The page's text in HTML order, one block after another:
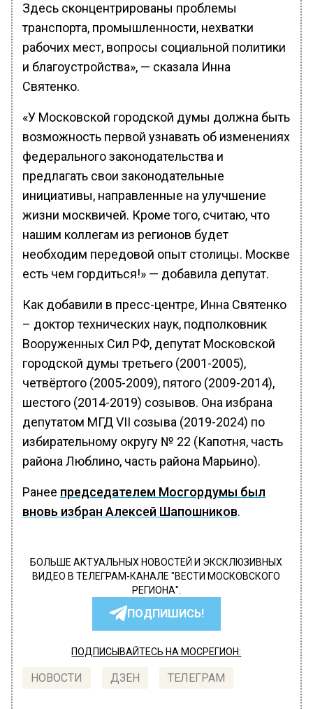
Здесь сконцентрированы проблемы
транспорта, промышленности, нехватки
рабочих мест, вопросы социальной политики
и благоустройства», — сказала Инна
Святенко.
«У Московской городской думы должна быть
возможность первой узнавать об изменениях
федерального законодательства и
предлагать свои законодательные
инициативы, направленные на улучшение
жизни москвичей. Кроме того, считаю, что
нашим коллегам из регионов будет
необходим передовой опыт столицы. Москве
есть чем гордиться!» — добавила депутат.
Как добавили в пресс-центре, Инна Святенко
– доктор технических наук, подполковник
Вооруженных Сил РФ, депутат Московской
городской думы третьего (2001-2005),
четвёртого (2005-2009), пятого (2009-2014),
шестого (2014-2019) созывов. Она избрана
депутатом МГД VII созыва (2019-2024) по
избирательному округу № 22 (Капотня, часть
района Люблино, часть района Марьино).
Ранее председателем Мосгордумы был
вновь избран Алексей Шапошников.
БОЛЬШЕ АКТУАЛЬНЫХ НОВОСТЕЙ И ЭКСКЛЮЗИВНЫХ
ВИДЕО В ТЕЛЕГРАМ-КАНАЛЕ "ВЕСТИ МОСКОВСКОГО
РЕГИОНА".
ПОДПИШИСЬ!
ПОДПИСЫВАЙТЕСЬ НА МОСРЕГИОН:
НОВОСТИ ДЗЕН ТЕЛЕГРАМ